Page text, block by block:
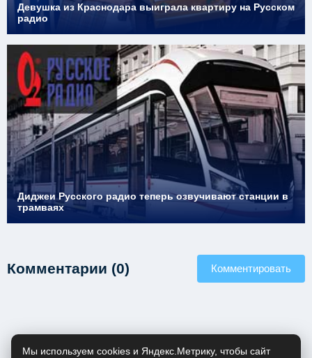
Девушка из Краснодара выиграла квартиру на Русском
радио
Диджеи Русского радио теперь озвучивают станции в
трамваях
Комментарии (0) Комментировать
Мы используем cookies и Яндекс.Метрику, чтобы сайт